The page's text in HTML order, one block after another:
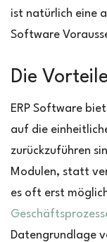
ist natürlich eine
Software
Die
ERP Software
auf die
zurückzuführen
Modulen, statt
es oft erst
Datengrundlage